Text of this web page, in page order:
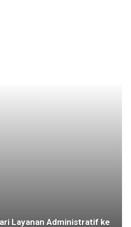
Layanan Administratif ke